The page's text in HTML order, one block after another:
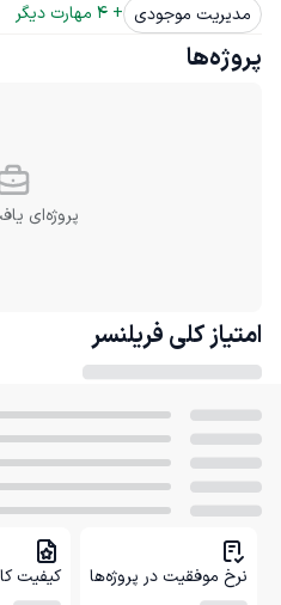
مدیریت موجودی +
4 مهارت دیگر
پروژه‌ها
پروژه‌ای
امتیاز کلی فریلنسر
نرخ موفقیت در پروژه‌ها کیفیت